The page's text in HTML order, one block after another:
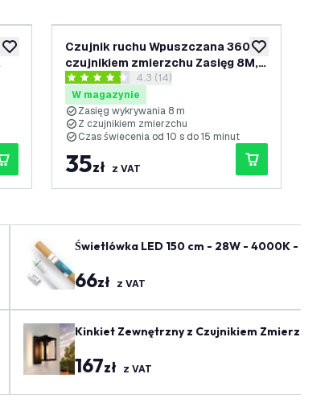
dodaj do listy życzeń dodaj do listy
Czujnik ruchu Wpuszczana 360°
czujnikiem zmierzchu Zasięg 8M,
maks. 400W - IP20 - Biały
otwórz panel recenzji
4.3 Gwiazdki oceny
4.3 (14)
W magazynie
Zasięg wykrywania 8 m
Z czujnikiem zmierzchu
Czas świecenia od 10 s do 15 minut
35zł z VAT
Świetlówka LED 150 cm - 28W - 4000K - 185
66zł z VAT
Kinkiet Zewnętrzny z Czujnikiem Zmierzchu -
167zł z VAT